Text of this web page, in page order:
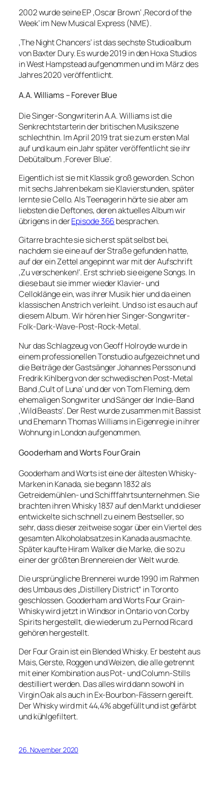
2002 wurde seine EP ‚Oscar Brown‘ ‚Record of the
Week‘ im New Musical Express (NME).
‚The Night Chancers‘ ist das sechste Studioalbum
von Baxter Dury. Es wurde 2019 in den Hoxa Studios
in West Hampstead aufgenommen und im März des
Jahres 2020 veröffentlicht.
A.A. Williams – Forever Blue
Die Singer-Songwriterin A.A. Williams ist die
Senkrechtstarterin der britischen Musikszene
schlechthin. Im April 2019 trat sie zum ersten Mal
auf und kaum ein Jahr später veröffentlicht sie ihr
Debütalbum ‚Forever Blue‘.
Eigentlich ist sie mit Klassik groß geworden. Schon
mit sechs Jahren bekam sie Klavierstunden, später
lernte sie Cello. Als Teenagerin hörte sie aber am
liebsten die Deftones, deren aktuelles Album wir
übrigens in derEpisode 366 besprachen.
Gitarre brachte sie sich erst spät selbst bei,
nachdem sie eine auf der Straße gefunden hatte,
auf der ein Zettel angepinnt war mit der Aufschrift
‚Zu verschenken!‘. Erst schrieb sie eigene Songs. In
diese baut sie immer wieder Klavier- und
Celloklänge ein, was ihrer Musik hier und da einen
klassischen Anstrich verleiht. Und so ist es auch auf
diesem Album. Wir hören hier Singer-Songwriter-
Folk-Dark-Wave-Post-Rock-Metal.
Nur das Schlagzeug von Geoff Holroyde wurde in
einem professionellen Tonstudio aufgezeichnet und
die Beiträge der Gastsänger Johannes Persson und
Fredrik Kihlberg von der schwedischen Post-Metal
Band ‚Cult of Luna‘ und der von Tom Fleming, dem
ehemaligen Songwriter und Sänger der Indie-Band
‚Wild Beasts‘. Der Rest wurde zusammen mit Bassist
und Ehemann Thomas Williams in Eigenregie in ihrer
Wohnung in London aufgenommen.
Gooderham and Worts Four Grain
Gooderham and Worts ist eine der ältesten Whisky-
Marken in Kanada, sie begann 1832 als
Getreidemühlen- und Schifffahrtsunternehmen. Sie
brachten ihren Whisky 1837 auf den Markt und dieser
entwickelte sich schnell zu einem Bestseller, so
sehr, dass dieser zeitweise sogar über ein Viertel des
gesamten Alkoholabsatzes in Kanada ausmachte.
Später kaufte Hiram Walker die Marke, die so zu
einer der größten Brennereien der Welt wurde.
Die ursprüngliche Brennerei wurde 1990 im Rahmen
des Umbaus des „Distillery District“ in Toronto
geschlossen. Gooderham and Worts Four Grain-
Whisky wird jetzt in Windsor in Ontario von Corby
Spirits hergestellt, die wiederum zu Pernod Ricard
gehören hergestellt.
Der Four Grain ist ein Blended Whisky. Er besteht aus
Mais, Gerste, Roggen und Weizen, die alle getrennt
mit einer Kombination aus Pot- und Column-Stills
destilliert werden. Das alles wird dann sowohl in
Virgin Oak als auch in Ex-Bourbon-Fässern gereift.
Der Whisky wird mit 44,4% abgefüllt und ist gefärbt
und kühlgefiltert.
26. November 2020